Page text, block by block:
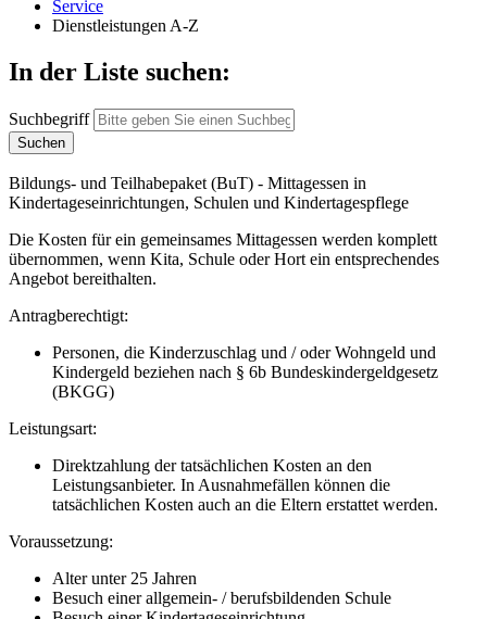
Service
Dienstleistungen A-Z
In der Liste suchen:
Suchbegriff
Bildungs- und Teilhabepaket (BuT) - Mittagessen in
Kindertageseinrichtungen, Schulen und Kindertagespflege
Die Kosten für ein gemeinsames Mittagessen werden komplett
übernommen, wenn Kita, Schule oder Hort ein entsprechendes
Angebot bereithalten.
Antragberechtigt:
Personen, die Kinderzuschlag und / oder Wohngeld und
Kindergeld beziehen nach § 6b Bundeskindergeldgesetz
(BKGG)
Leistungsart:
Direktzahlung der tatsächlichen Kosten an den
Leistungsanbieter. In Ausnahmefällen können die
tatsächlichen Kosten auch an die Eltern erstattet werden.
Voraussetzung:
Alter unter 25 Jahren
Besuch einer allgemein- / berufsbildenden Schule